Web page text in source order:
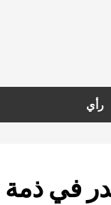
رأي
في ذمة